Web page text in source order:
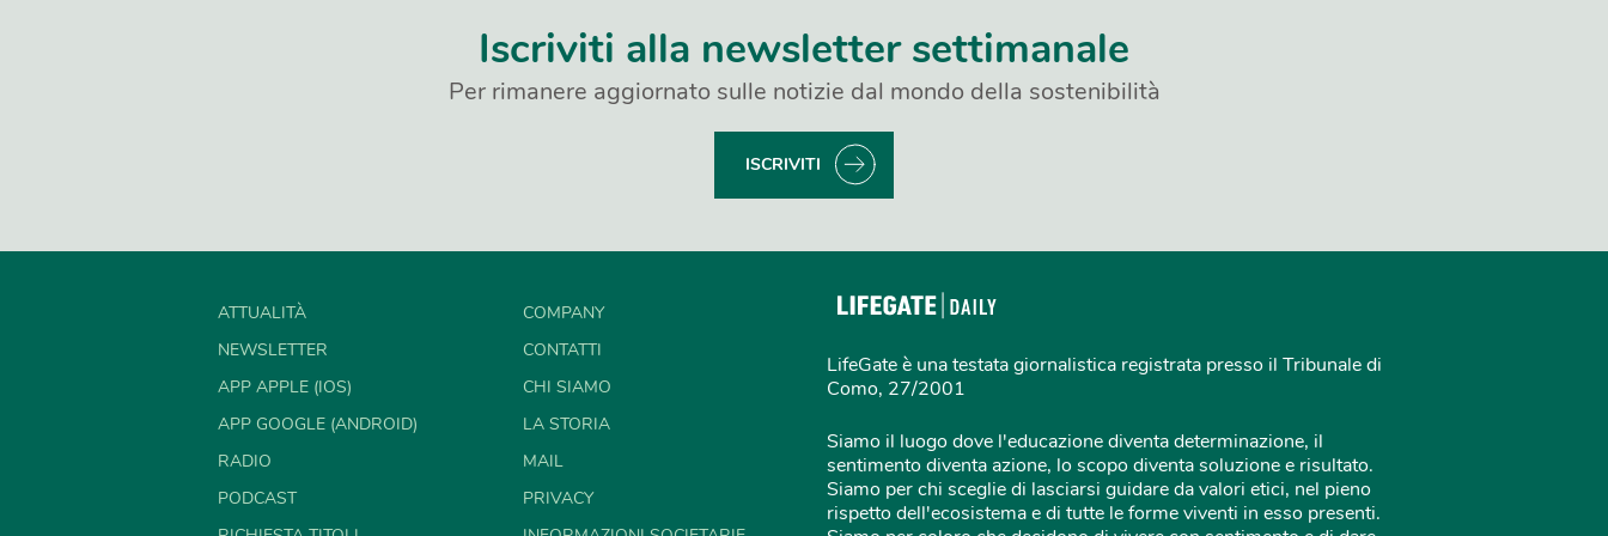
Iscriviti alla newsletter settimanale
Per rimanere aggiornato sulle notizie dal mondo della sostenibilità
ISCRIVITI
ATTUALITÀ
NEWSLETTER
APP APPLE (IOS)
APP GOOGLE (ANDROID)
RADIO
PODCAST
COMPANY
CONTATTI
CHI SIAMO
LA STORIA
MAIL
PRIVACY
LifeGate è una testata giornalistica registrata presso il Tribunale di
Como, 27/2001
Siamo il luogo dove l'educazione diventa determinazione, il
sentimento diventa azione, lo scopo diventa soluzione e risultato.
Siamo per chi sceglie di lasciarsi guidare da valori etici, nel pieno
rispetto dell'ecosistema e di tutte le forme viventi in esso presenti.